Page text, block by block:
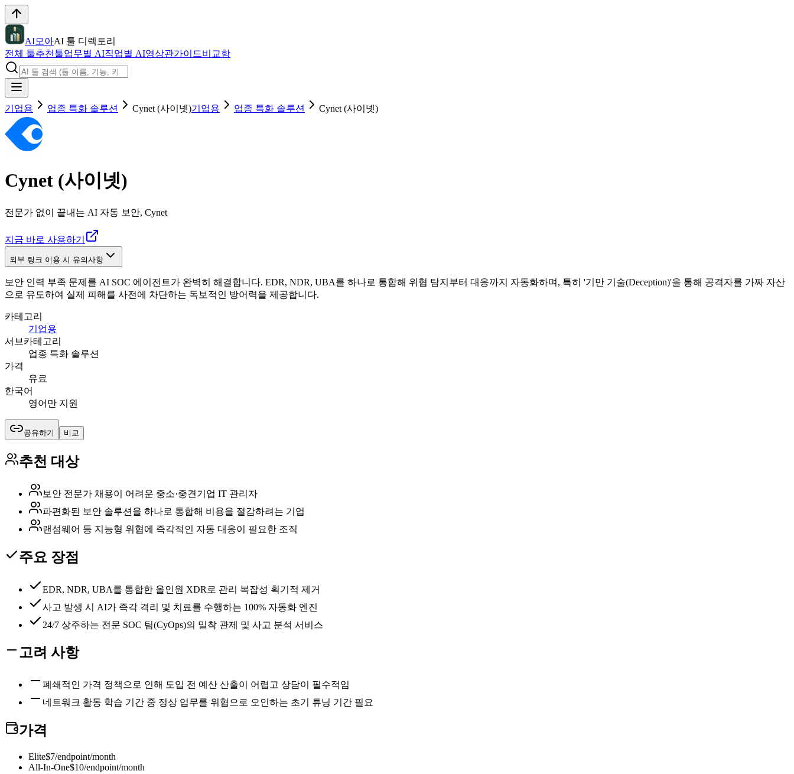
AI모아AI 툴 디렉토리
전체 툴추천툴업무별 AI직업별 AI영상관가이드비교함
기업용 업종 특화 솔루션 Cynet (사이넷)기업용 업종 특화 솔루션 Cynet (사이넷)
Cynet (사이넷)
전문가 없이 끝내는 AI 자동 보안, Cynet
지금 바로 사용하기
외부 링크 이용 시 유의사항
보안 인력 부족 문제를 AI SOC 에이전트가 완벽히 해결합니다. EDR, NDR, UBA를 하나로 통합해 위협 탐지부터 대응까지 자동화하며, 특히 '기만 기술(Deception)'을 통해 공격자를 가짜 자산
으로 유도하여 실제 피해를 사전에 차단하는 독보적인 방어력을 제공합니다.
카테고리
기업용
서브카테고리
업종 특화 솔루션
가격
유료
한국어
영어만 지원
공유하기 비교
추천 대상
보안 전문가 채용이 어려운 중소·중견기업 IT 관리자
파편화된 보안 솔루션을 하나로 통합해 비용을 절감하려는 기업
랜섬웨어 등 지능형 위협에 즉각적인 자동 대응이 필요한 조직
주요 장점
EDR, NDR, UBA를 통합한 올인원 XDR로 관리 복잡성 획기적 제거
사고 발생 시 AI가 즉각 격리 및 치료를 수행하는 100% 자동화 엔진
24/7 상주하는 전문 SOC 팀(CyOps)의 밀착 관제 및 사고 분석 서비스
고려 사항
폐쇄적인 가격 정책으로 인해 도입 전 예산 산출이 어렵고 상담이 필수적임
네트워크 활동 학습 기간 중 정상 업무를 위협으로 오인하는 초기 튜닝 기간 필요
가격
Elite$7/endpoint/month
All-In-One$10/endpoint/month